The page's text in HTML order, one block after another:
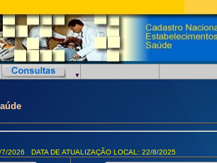
7/2026 DATA DE ATUALIZAÇÃO LOCAL: 22/8/2025